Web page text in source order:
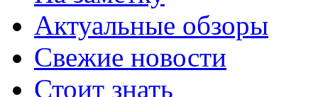
Актуальные обзоры
Свежие новости
Стоит знать